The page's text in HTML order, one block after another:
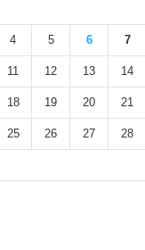
4 5 6 7
11 12 13 14
18 19 20 21
25 26 27 28